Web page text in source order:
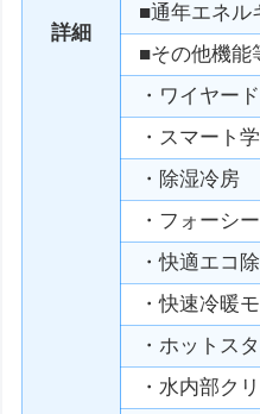
詳細
■通年エネル
■その他機能
・ワイヤード
・スマート
・除湿冷房
・フォーシ
・快適エコ
・快速冷暖
・ホットス
・水内部ク